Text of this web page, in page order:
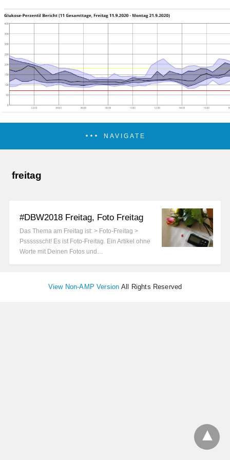
NAVIGATE
freitag
#DBW2018 Freitag, Foto Freitag
Das Thema am Freitag ist: > Foto-Freitag >
Psssssscht! Es ist Foto-Freitag. Ein Artikel ohne
Worte mit Deinen Fotos und…
View Non-AMP Version All Rights Reserved